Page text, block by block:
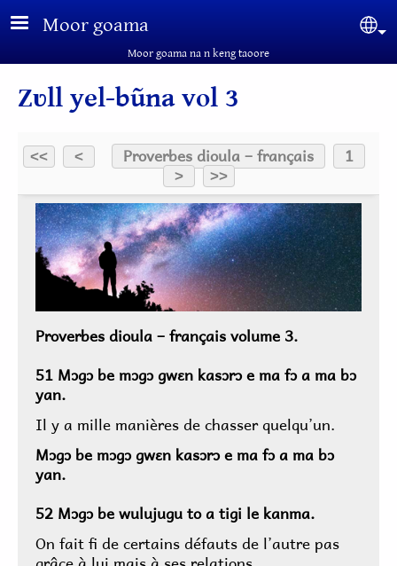
Aller au contenu principal
Moor goama
Moor goama na n keng taoore
Zʋll yel-bũna vol 3